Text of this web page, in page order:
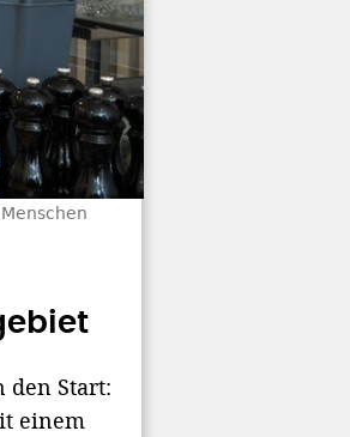
den Start:
einem